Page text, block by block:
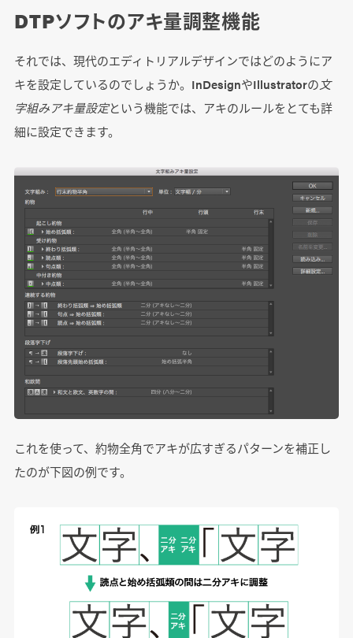
DTPソフトのアキ量調整機能
それでは、現代のエディトリアルデザインではどのようにア
キを設定しているのでしょうか。InDesignやIllustratorの文
字組みアキ量設定という機能では、アキのルールをとても詳
細に設定できます。
これを使って、約物全角でアキが広すぎるパターンを補正し
たのが下図の例です。